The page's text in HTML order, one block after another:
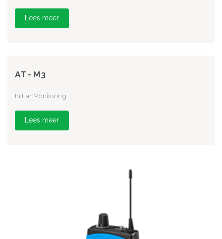
Lees meer
AT - M3
In Ear Monitoring
Lees meer